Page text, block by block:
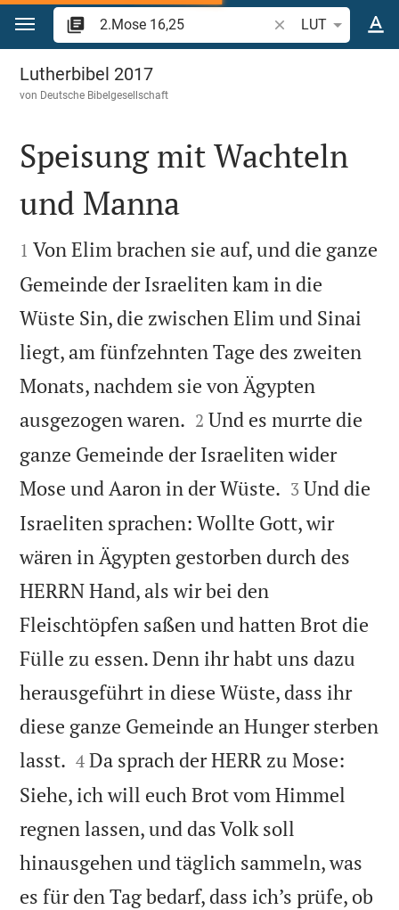
Zum Inhalt springen
Bibelstelle oder
LUT
2.Mose 16
Lutherbibel 2017
von Deutsche Bibelgesellschaft

Speisung mit Wachteln
und Manna

1 Von Elim brachen sie auf, und die ganze
Gemeinde der Israeliten kam in die
Wüste Sin, die zwischen Elim und Sinai
liegt, am fünfzehnten Tage des zweiten
Monats, nachdem sie von Ägypten
ausgezogen waren. 

2 Und es murrte die
ganze Gemeinde der Israeliten wider
Mose und Aaron in der Wüste. 

3 Und die
Israeliten sprachen: Wollte Gott, wir
wären in Ägypten gestorben durch des
HERRN Hand, als wir bei den
Fleischtöpfen saßen und hatten Brot die
Fülle zu essen. Denn ihr habt uns dazu
herausgeführt in diese Wüste, dass ihr
diese ganze Gemeinde an Hunger sterben
lasst. 

4 Da sprach der HERR zu Mose:
Siehe, ich will euch Brot vom Himmel
regnen lassen, und das Volk soll
hinausgehen und täglich sammeln, was
es für den Tag bedarf, dass ich’s prüfe, ob